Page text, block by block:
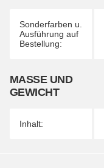
Sonderfarben u.
Ausführung auf
Bestellung:
MASSE UND G
EWICHT
Inhalt: